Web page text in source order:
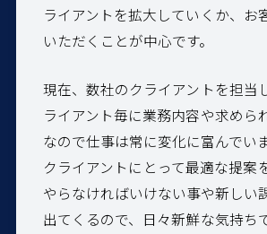
ライアントを拡大していくか、お
いただくことが中心です。
現在、数社のクライアントを担当
ライアント毎に業務内容や求めら
なので仕事は常に変化に富んでい
クライアントにとって最適な提案
やらなければいけない事や新しい
出てくるので、日々新鮮な気持ち